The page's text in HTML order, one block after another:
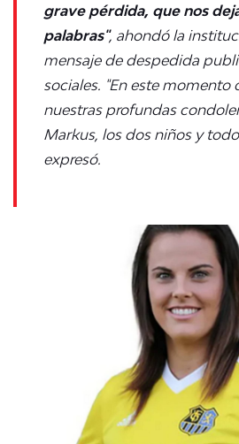
grave pérdida, que nos
palabras", ahondó la
mensaje de despedida
sociales. "En este momento
nuestras profundas
Markus, los dos niños y
expresó.